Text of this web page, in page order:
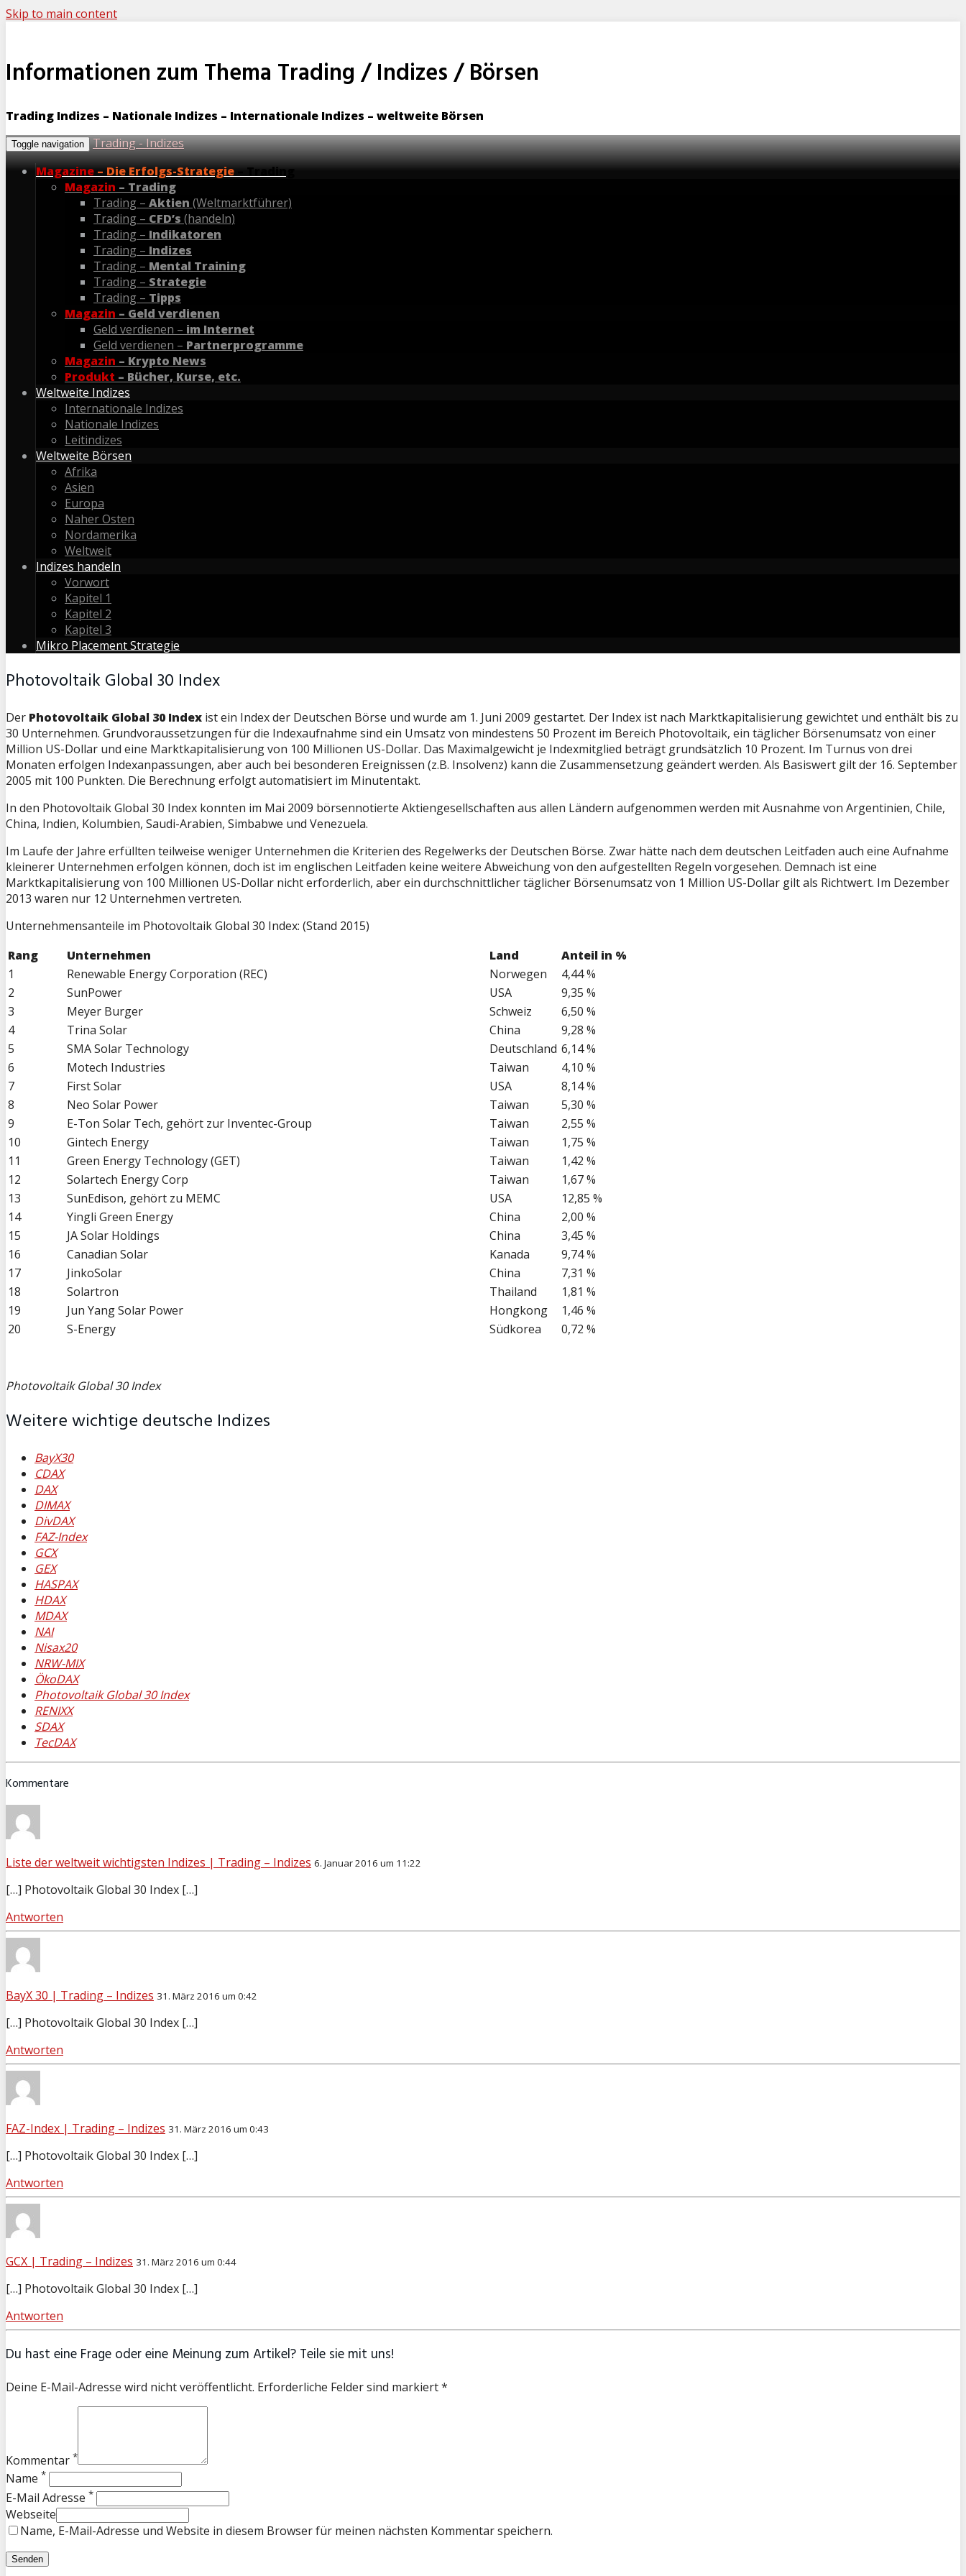
Skip to main content
Informationen zum Thema Trading / Indizes / Börsen
Trading Indizes – Nationale Indizes – Internationale Indizes – weltweite Börsen
Toggle navigation
Trading - Indizes
Magazine – Die Erfolgs-Strategie – Trading
Magazin – Trading
Trading – Aktien (Weltmarktführer)
Trading – CFD’s (handeln)
Trading – Indikatoren
Trading – Indizes
Trading – Mental Training
Trading – Strategie
Trading – Tipps
Magazin – Geld verdienen
Geld verdienen – im Internet
Geld verdienen – Partnerprogramme
Magazin – Krypto News
Produkt – Bücher, Kurse, etc.
Weltweite Indizes
Internationale Indizes
Nationale Indizes
Leitindizes
Weltweite Börsen
Afrika
Asien
Europa
Naher Osten
Nordamerika
Weltweit
Indizes handeln
Vorwort
Kapitel 1
Kapitel 2
Kapitel 3
Mikro Placement Strategie
Photovoltaik Global 30 Index
Der Photovoltaik Global 30 Index ist ein Index der Deutschen Börse und wurde am 1. Juni 2009 gestartet. Der Index ist nach Marktkapitalisierung gewichtet und enthält bis zu
30 Unternehmen. Grundvoraussetzungen für die Indexaufnahme sind ein Umsatz von mindestens 50 Prozent im Bereich Photovoltaik, ein täglicher Börsenumsatz von einer
Million US-Dollar und eine Marktkapitalisierung von 100 Millionen US-Dollar. Das Maximalgewicht je Indexmitglied beträgt grundsätzlich 10 Prozent. Im Turnus von drei
Monaten erfolgen Indexanpassungen, aber auch bei besonderen Ereignissen (z.B. Insolvenz) kann die Zusammensetzung geändert werden. Als Basiswert gilt der 16. September
2005 mit 100 Punkten. Die Berechnung erfolgt automatisiert im Minutentakt.
In den Photovoltaik Global 30 Index konnten im Mai 2009 börsennotierte Aktiengesellschaften aus allen Ländern aufgenommen werden mit Ausnahme von Argentinien, Chile,
China, Indien, Kolumbien, Saudi-Arabien, Simbabwe und Venezuela.
Im Laufe der Jahre erfüllten teilweise weniger Unternehmen die Kriterien des Regelwerks der Deutschen Börse. Zwar hätte nach dem deutschen Leitfaden auch eine Aufnahme
kleinerer Unternehmen erfolgen können, doch ist im englischen Leitfaden keine weitere Abweichung von den aufgestellten Regeln vorgesehen. Demnach ist eine
Marktkapitalisierung von 100 Millionen US-Dollar nicht erforderlich, aber ein durchschnittlicher täglicher Börsenumsatz von 1 Million US-Dollar gilt als Richtwert. Im Dezember
2013 waren nur 12 Unternehmen vertreten.
Unternehmensanteile im Photovoltaik Global 30 Index: (Stand 2015)
Rang
Unternehmen Land
Anteil in %
1
Renewable Energy Corporation (REC) Norwegen
4,44 %
2
SunPower USA
9,35 %
3
Meyer Burger Schweiz
6,50 %
4
Trina Solar China
9,28 %
5
SMA Solar Technology Deutschland 6,14 %
6
Motech Industries Taiwan
4,10 %
7
First Solar USA
8,14 %
8
Neo Solar Power Taiwan
5,30 %
9
E-Ton Solar Tech, gehört zur Inventec-Group Taiwan
2,55 %
10
Gintech Energy Taiwan
1,75 %
11
Green Energy Technology (GET) Taiwan
1,42 %
12
Solartech Energy Corp Taiwan
1,67 %
13
SunEdison, gehört zu MEMC USA
12,85 %
14
Yingli Green Energy China
2,00 %
15
JA Solar Holdings China
3,45 %
16
Canadian Solar Kanada
9,74 %
17
JinkoSolar China
7,31 %
18
Solartron Thailand
1,81 %
19
Jun Yang Solar Power Hongkong
1,46 %
20
S-Energy Südkorea 0,72 %
Photovoltaik Global 30 Index
Weitere wichtige deutsche Indizes
BayX30
CDAX
DAX
DIMAX
DivDAX
FAZ-Index
GCX
GEX
HASPAX
HDAX
MDAX
NAI
Nisax20
NRW-MIX
ÖkoDAX
Photovoltaik Global 30 Index
RENIXX
SDAX
TecDAX
Kommentare
Liste der weltweit wichtigsten Indizes | Trading – Indizes 6. Januar 2016 um 11:22
[…] Photovoltaik Global 30 Index […]
Antworten
BayX 30 | Trading – Indizes 31. März 2016 um 0:42
[…] Photovoltaik Global 30 Index […]
Antworten
FAZ-Index | Trading – Indizes 31. März 2016 um 0:43
[…] Photovoltaik Global 30 Index […]
Antworten
GCX | Trading – Indizes 31. März 2016 um 0:44
[…] Photovoltaik Global 30 Index […]
Antworten
Du hast eine Frage oder eine Meinung zum Artikel? Teile sie mit uns!
Deine E-Mail-Adresse wird nicht veröffentlicht. Erforderliche Felder sind markiert *
Kommentar *
Name *
E-Mail Adresse *
Webseite
Name, E-Mail-Adresse und Website in diesem Browser für meinen nächsten Kommentar speichern.